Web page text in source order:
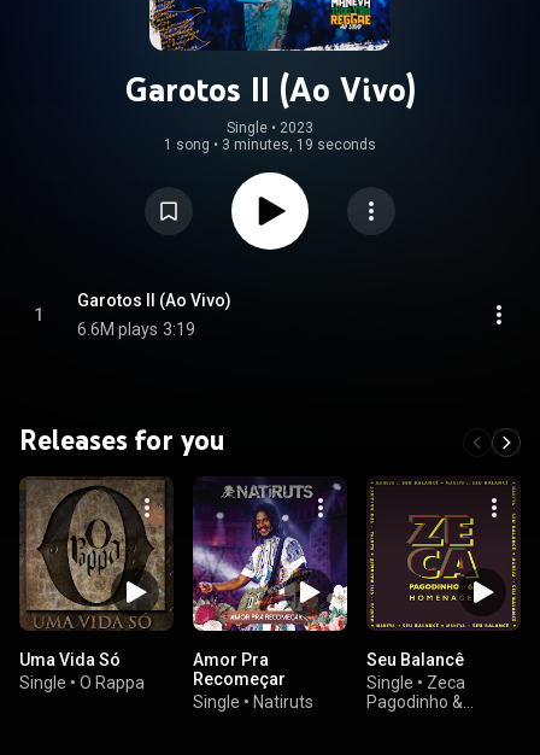
Garotos II (Ao Vivo)
Single • 2023
1 song • 3 minutes, 19 seconds
1
Garotos II (Ao Vivo)
6.6M plays 3:19
Releases for you
Uma Vida Só
Single • O Rappa
Amor Pra
Recomeçar
Single • Natiruts
Seu Balancê
Single • Zeca
Pagodinho &